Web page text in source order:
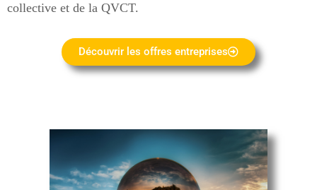
collective et de la QVCT.
Découvrir les offres entreprises